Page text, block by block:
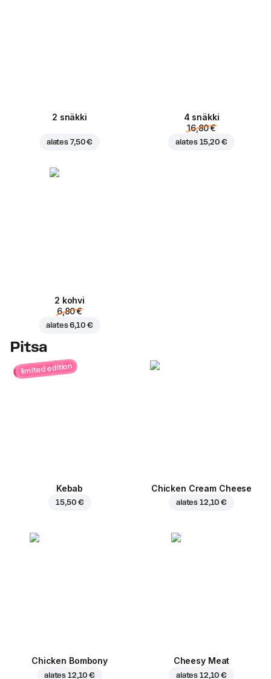
2 snäkki
alates 7,50 €
4 snäkki
16,80 €
alates 15,20 €
2 kohvi
6,80 €
alates6,10 €
Pitsa
limited edition
Kebab
15,50 €
Chicken Cream Cheese
alates 12,10 €
Chicken Bombony
alates 12,10 €
Cheesy Meat
alates 12,10 €